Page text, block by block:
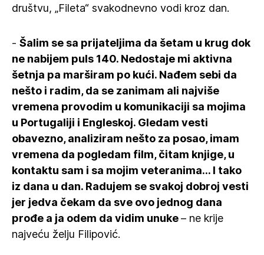
društvu, „Fileta“ svakodnevno vodi kroz dan.
- Šalim se sa prijateljima da šetam u krug dok
ne nabijem puls 140. Nedostaje mi aktivna
šetnja pa marširam po kući. Nađem sebi da
nešto i radim, da se zanimam ali najviše
vremena provodim u komunikaciji sa mojima
u Portugaliji i Engleskoj. Gledam vesti
obavezno, analiziram nešto za posao, imam
vremena da pogledam film, čitam knjige, u
kontaktu sam i sa mojim veteranima... I tako
iz dana u dan. Radujem se svakoj dobroj vesti
jer jedva čekam da sve ovo jednog dana
prođe a ja odem da vidim unuke– ne krije
najveću želju Filipović.